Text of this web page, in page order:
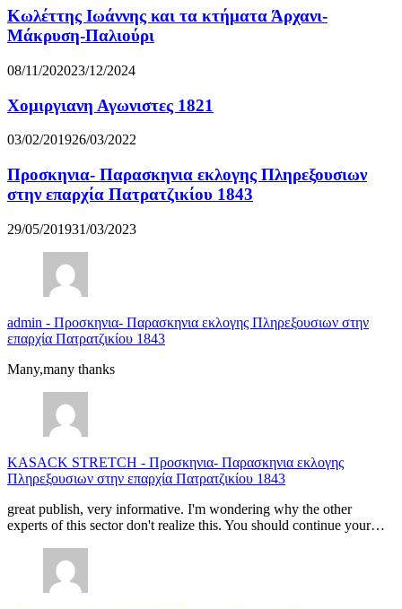
Κωλέττης Ιωάννης και τα κτήματα Άρχανι-
Μάκρυση-Παλιούρι
08/11/202023/12/2024
Χομιργιανη Αγωνιστες 1821
03/02/201926/03/2022
Προσκηνια- Παρασκηνια εκλογης Πληρεξουσιων
στην επαρχία Πατρατζικίου 1843
29/05/201931/03/2023
admin - Προσκηνια- Παρασκηνια εκλογης Πληρεξουσιων στην
επαρχία Πατρατζικίου 1843
Many,many thanks
KASACK STRETCH - Προσκηνια- Παρασκηνια εκλογης
Πληρεξουσιων στην επαρχία Πατρατζικίου 1843
great publish, very informative. I'm wondering why the other
experts of this sector don't realize this. You should continue your…